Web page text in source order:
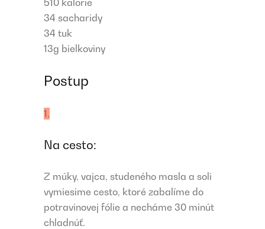
510 kalorie
34 sacharidy
34 tuk
13g bielkoviny
Postup
1.
Na cesto:
Z múky, vajca, studeného masla a soli
vymiesime cesto, ktoré zabalíme do
potravinovej fólie a necháme 30 minút
chladnúť.